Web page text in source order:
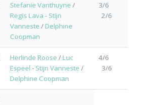
Stefanie Vanthuyne /
Regis Lava - Stijn
Vanneste / Delphine
Coopman
3/6
2/6
Herlinde Roose / Luc
Espeel - Stijn Vanneste /
Delphine Coopman
4/6
3/6